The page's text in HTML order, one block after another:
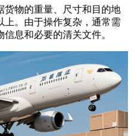
货物的重量、尺寸和目的地
上。由于操作复杂，通常需
息和必要的清关文件。